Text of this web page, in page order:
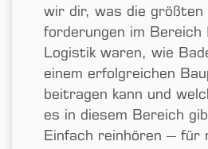
wir dir, was die
forderungen im Bereich
Logistik waren, wie
einem erfolgreichen
beitragen kann und
es in diesem Bereich
Einfach reinhören – für